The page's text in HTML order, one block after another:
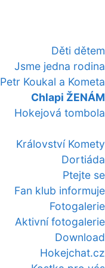
Děti dětem
Jsme jedna rodina
Petr Koukal a Kometa
Chlapi ŽENÁM
Hokejová tombola
Království Komety
Dortiáda
Ptejte se
Fan klub informuje
Fotogalerie
Aktivní fotogalerie
Download
Hokejchat.cz